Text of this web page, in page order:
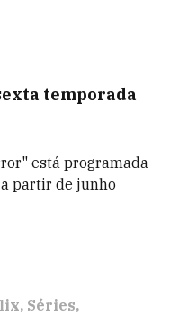
temporada
está programada
partir de junho
Séries